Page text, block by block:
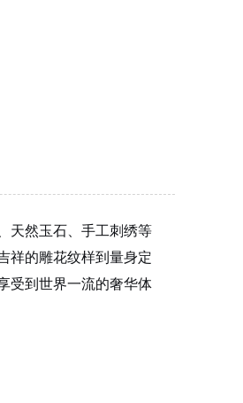
天然玉石、手工刺绣等
祥的雕花纹样到量身定
受到世界一流的奢华体